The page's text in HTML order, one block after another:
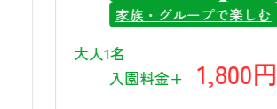
家族・グループで楽しむ
大人1名
入園料金+
1,800円